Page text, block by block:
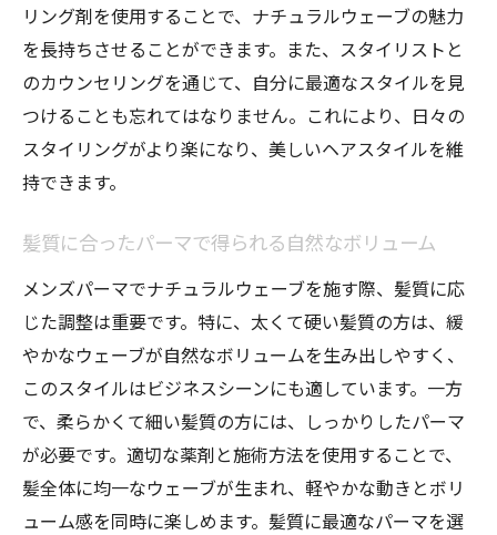
リング剤を使用することで、ナチュラルウェーブの魅力
を長持ちさせることができます。また、スタイリストと
のカウンセリングを通じて、自分に最適なスタイルを見
つけることも忘れてはなりません。これにより、日々の
スタイリングがより楽になり、美しいヘアスタイルを維
持できます。
髪質に合ったパーマで得られる自然なボリューム
メンズパーマでナチュラルウェーブを施す際、髪質に応
じた調整は重要です。特に、太くて硬い髪質の方は、緩
やかなウェーブが自然なボリュームを生み出しやすく、
このスタイルはビジネスシーンにも適しています。一方
で、柔らかくて細い髪質の方には、しっかりしたパーマ
が必要です。適切な薬剤と施術方法を使用することで、
髪全体に均一なウェーブが生まれ、軽やかな動きとボリ
ューム感を同時に楽しめます。髪質に最適なパーマを選